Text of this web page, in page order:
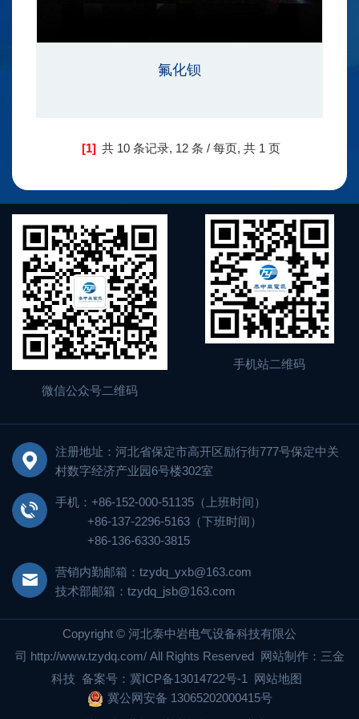
氟化钡
[1] 共 10 条记录, 12 条 / 每页, 共 1 页
微信公众号二维码
手机站二维码
注册地址：河北省保定市高开区励行街777号保定中关
村数字经济产业园6号楼302室
手机：+86-152-000-51135（上班时间）
+86-137-2296-5163（下班时间）
+86-136-6330-3815
营销内勤邮箱：tzydq_yxb@163.com
技术部邮箱：tzydq_jsb@163.com
Copyright © 河北泰中岩电气设备科技有限公
司 http://www.tzydq.com/All Rights Reserved 网站制作： 三金
科技 备案号： 冀ICP备13014722号-1
网站地图
冀公网安备 13065202000415号